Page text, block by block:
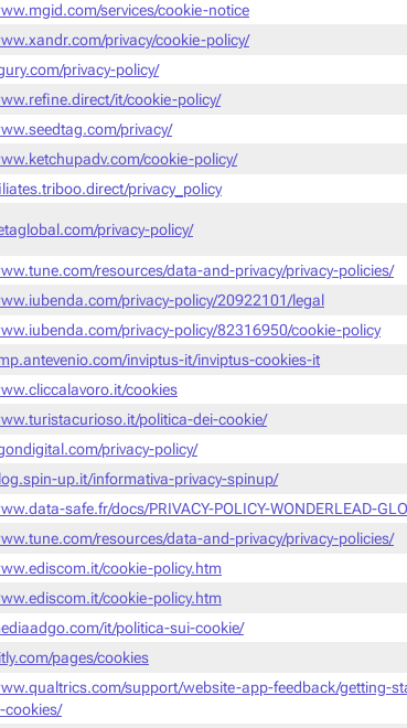
services/cookie-notice
privacy/cookie-policy/
privacy-policy/
it/cookie-policy/
privacy/
cookie-policy/
privacy_policy
privacy-policy/
resources/data-and-privacy/privacy-policies/
privacy-policy/20922101/legal
privacy-policy/82316950/cookie-policy
inviptus-it/inviptus-cookies-it
cookies
politica-dei-cookie/
privacy-policy/
up.it/informativa-privacy-spinup/
safe.fr/docs/PRIVACY-POLICY-WONDERLEAD-
resources/data-and-privacy/privacy-policies/
cookie-policy.htm
cookie-policy.htm
it/politica-sui-cookie/
pages/cookies
support/website-app-feedback/getting-
cookies/